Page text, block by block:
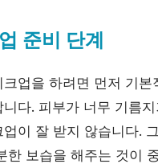
준비 단계
업을 하려면 먼저 기본
다. 피부가 너무 기름
이 잘 받지 않습니다.
한 보습을 해주는 것이